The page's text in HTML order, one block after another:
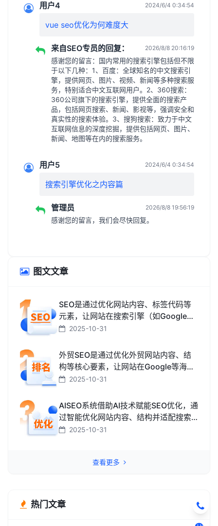
用户4 2024/6/4 0:34:54
vue seo优化为何难度大
来自SEO专员的回复： 2026/8/8 20:16:19
感谢您的留言：国内常用的搜索引擎包括但不限
于以下几种：1、百度：全球知名的中文搜索引
擎，提供网页、图片、视频、新闻等多种搜索服
务，特别适合中文互联网用户。2、360搜索：
360公司旗下的搜索引擎，提供全面的搜索产
品，包括网页搜索、新闻、影视等，强调安全和
真实性的搜索体验。3、搜狗搜索：致力于中文
互联网信息的深度挖掘，提供包括网页、图片、
新闻、地图等在内的搜索服务。
用户5 2024/6/4 0:34:54
搜索引擎优化之内容篇
管理员 2026/8/8 19:56:19
感谢您的留言，我们会尽快回复。
图文文章
SEO是通过优化网站内容、标签代码等
元素，让网站在搜索引擎（如Google、
百度、搜狗、必应）中排名更靠前，从
2025-10-31
外贸SEO是通过优化外贸网站内容、结
构等核心要素，让网站在Google等海外
搜索引擎中排名靠前，获取海外精准流
2025-10-31
AISEO系统借助AI技术赋能SEO优化，通
过智能优化网站内容、结构并适配搜索
引擎规则，助力网站快速提升排名，从
2025-10-31
查看更多
热门文章